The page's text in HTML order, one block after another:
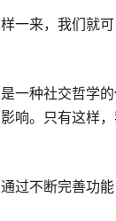
一来，我们就
一种社交哲学
响。只有这样
过不断完善功